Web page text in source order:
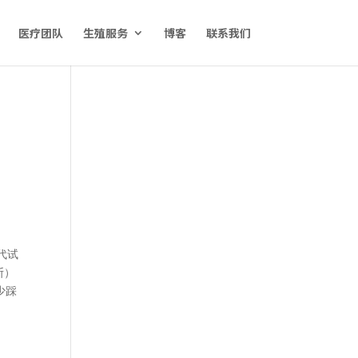
医疗团队 生殖服务 博客 联系我们
试
踩